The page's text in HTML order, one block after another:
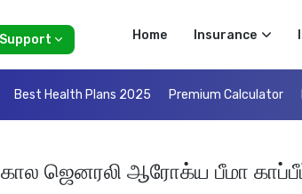
Support Home Insurance
Best Health Plans 2025 Premium Calculator
ஜெனரலி ஆரோக்ய பீமா